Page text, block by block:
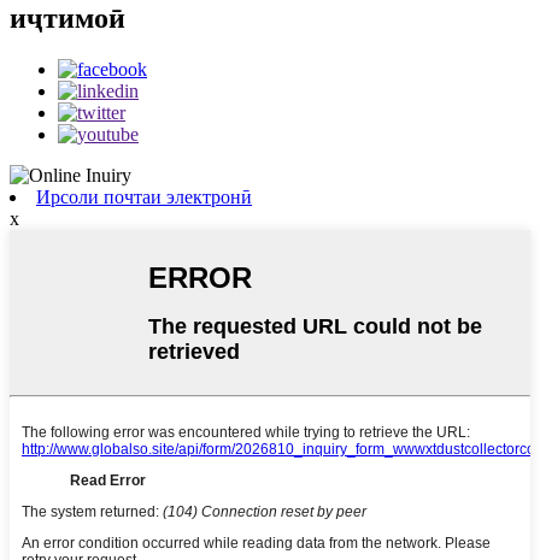
иҷтимоӣ
Ирсоли почтаи электронӣ
x